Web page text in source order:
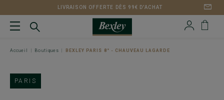
LIVRAISON OFFERTE DÈS 99€ D'ACHAT
Accueil Boutiques BEXLEY PARIS 8° - CHAUVEAU LAGARDE
PARIS